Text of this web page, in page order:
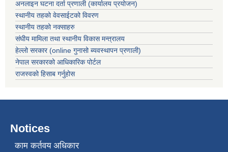
अनलाइन घटना दर्ता प्रणाली (कार्यालय प्रयोजन)
स्थानीय तहको वेवसाईटको विवरण
स्थानीय तहको नक्साहरु
संघीय मामिला तथा स्थानीय विकास मन्त्रालय
हेल्लो सरकार (online गुनासो ब्यवस्थापन प्रणाली)
नेपाल सरकारको आधिकारिक पोर्टल
राजस्वको हिसाब गर्नुहोस
Notices
काम कर्तवय अधिकार